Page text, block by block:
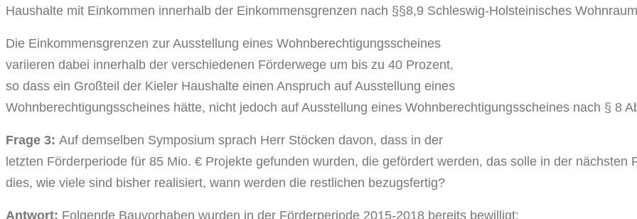
Haushalte mit Einkommen innerhalb der Einkommensgrenzen nach §§8,9 Schleswig-Holsteinisches
Die Einkommensgrenzen zur Ausstellung eines Wohnberechtigungsscheines
variieren dabei innerhalb der verschiedenen Förderwege um bis zu 40 Prozent,
so dass ein Großteil der Kieler Haushalte einen Anspruch auf Ausstellung eines
Wohnberechtigungsscheines hätte, nicht jedoch auf Ausstellung eines Wohnberechtigungsscheines nach § 8
Frage 3: Auf demselben Symposium sprach Herr Stöcken davon, dass in der
letzten Förderperiode für 85 Mio. € Projekte gefunden wurden, die gefördert werden, das solle in der
dies, wie viele sind bisher realisiert, wann werden die restlichen bezugsfertig?
Antwort: Folgende Bauvorhaben wurden in der Förderperiode 2015-2018 bereits bewilligt: